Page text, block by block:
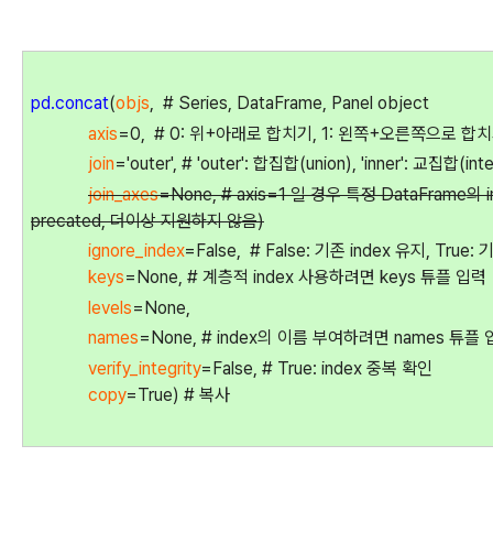
pd.concat(objs, # Series, DataFrame, Panel object
axis=0, # 0: 위+아래로 합치기, 1: 왼쪽+오른쪽으로 합
join='outer', # 'outer': 합집합(union), 'inner': 교집합
join_axes=None, # axis=1 일 경우 특정 DataFrame의
precated, 더이상 지원하지 않음)
ignore_index=False, # False: 기존 index 유지, True:
keys=None, # 계층적 index 사용하려면 keys 튜플 입력
levels=None,
names=None, # index의 이름 부여하려면 names 튜플
verify_integrity=False, # True: index 중복 확인
copy=True) # 복사